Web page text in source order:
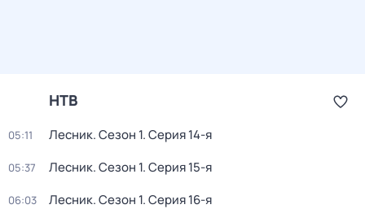
НТВ
05:11 Лесник. Сезон 1. Серия 14-я
05:37 Лесник. Сезон 1. Серия 15-я
06:03 Лесник. Сезон 1. Серия 16-я